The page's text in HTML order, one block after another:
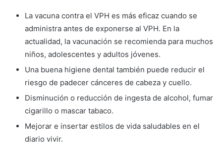
La vacuna contra el VPH es más eficaz cuando se
administra antes de exponerse al VPH. En la
actualidad, la vacunación se recomienda para muchos
niños, adolescentes y adultos jóvenes.
Una buena higiene dental también puede reducir el
riesgo de padecer cánceres de cabeza y cuello.
Disminución o reducción de ingesta de alcohol, fumar
cigarillo o mascar tabaco.
Mejorar e insertar estilos de vida saludables en el
diario vivir.